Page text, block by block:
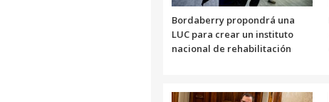
Bordaberry propondrá una
LUC para crear un instituto
nacional de rehabilitación